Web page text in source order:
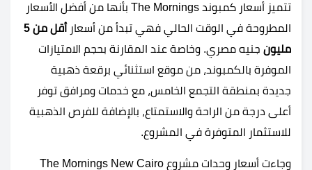
تتميز أسعار كمبوند The Mornings بأنها من أفضل الأسعار
المطروحة في الوقت الحالي فهي تبدأ من أسعار
أقل من 5
مليون جنيه مصري. وخاصة عند المقارنة بحجم الامتيازات
الموفرة بالكمبوند، من موقع استثنائي برقعة ذهبية
جديدة بمنطقة التجمع الخامس، مع خدمات ومرافق توفر
أعلى درجة من الراحة والاستمتاع، بالإضافة للفرص الذهبية
للاستثمار المتوفرة في المشروع.
وجاءت أسعار وحدات مشروع The Mornings New Cairo